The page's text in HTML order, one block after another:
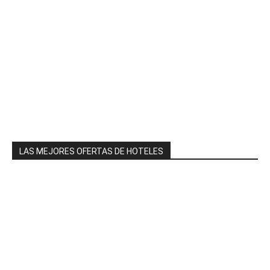
LAS MEJORES OFERTAS DE HOTELES